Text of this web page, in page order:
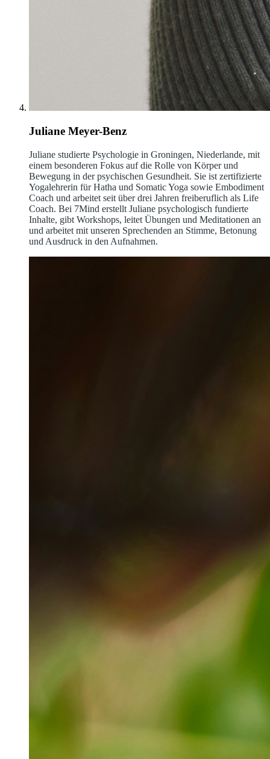
Juliane Meyer-Benz
Juliane studierte Psychologie in Groningen, Niederlande, mit
einem besonderen Fokus auf die Rolle von Körper und
Bewegung in der psychischen Gesundheit. Sie ist zertifizierte
Yogalehrerin für Hatha und Somatic Yoga sowie Embodiment
Coach und arbeitet seit über drei Jahren freiberuflich als Life
Coach. Bei 7Mind erstellt Juliane psychologisch fundierte
Inhalte, gibt Workshops, leitet Übungen und Meditationen an
und arbeitet mit unseren Sprechenden an Stimme, Betonung
und Ausdruck in den Aufnahmen.